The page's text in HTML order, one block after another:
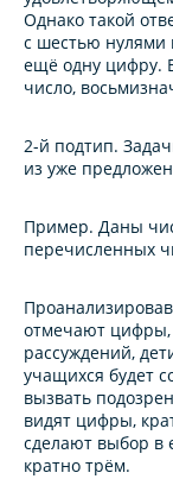
Однако такой
с шестью нулями
ещё одну цифру.
число,
2-й подтип.
из уже
Пример. Даны
перечисленных
отмечают цифры,
рассуждений,
учащихся будет
вызвать
видят цифры,
сделают выбор в
кратно трём.